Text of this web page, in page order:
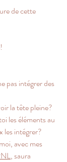
de cette
pas intégrer des
la tête pleine?
les éléments au
les intégrer?
avec mes
, saura